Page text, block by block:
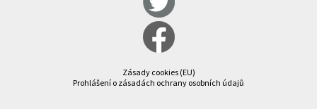
Zásady cookies (EU)
Prohlášení o zásadách ochrany osobních údajů